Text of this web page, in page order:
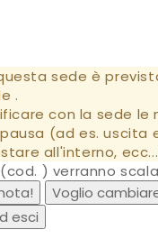
sede è
.
con la sede le
(ad es. uscita
all'interno,
(cod. ) verranno
Voglio
esci